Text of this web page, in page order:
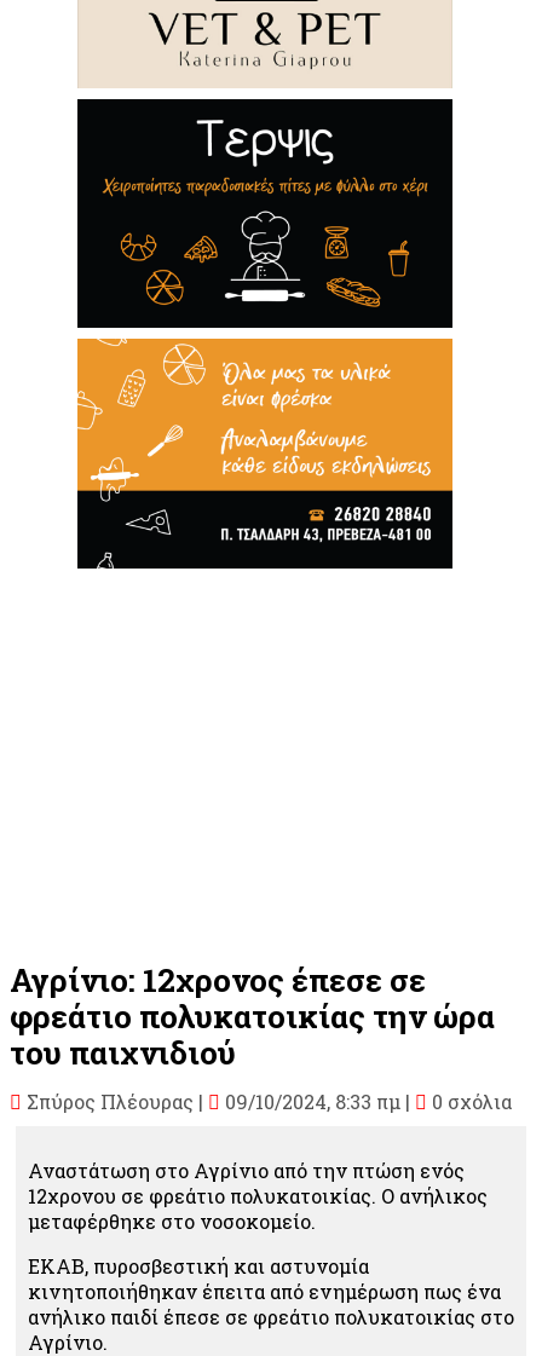
Αγρίνιο: 12χρονος έπεσε σε
φρεάτιο πολυκατοικίας την ώρα
του παιχνιδιού
Σπύρος Πλέουρας | 09/10/2024, 8:33 πμ | 0 σχόλια
Αναστάτωση στο Αγρίνιο από την πτώση ενός
12χρονου σε φρεάτιο πολυκατοικίας. Ο ανήλικος
μεταφέρθηκε στο νοσοκομείο.
ΕΚΑΒ, πυροσβεστική και αστυνομία
κινητοποιήθηκαν έπειτα από ενημέρωση πως ένα
ανήλικο παιδί έπεσε σε φρεάτιο πολυκατοικίας στο
Αγρίνιο.